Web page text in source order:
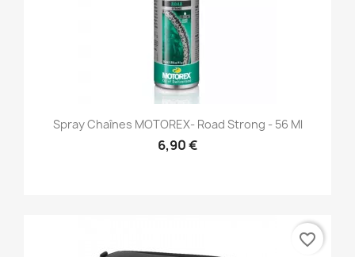
Spray Chaînes MOTOREX- Road Strong - 56 Ml
6,90 €
favorite_border